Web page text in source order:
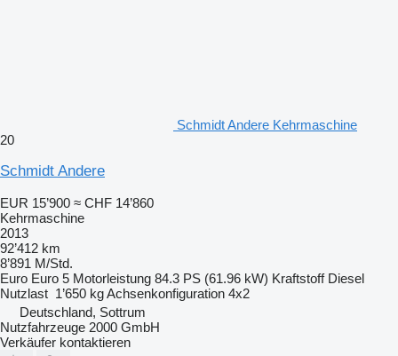
Schmidt Andere Kehrmaschine
20
Schmidt Andere
EUR 15’900 ≈ CHF 14’860
Kehrmaschine
2013
92’412 km
8’891 M/Std.
Euro Euro 5 Motorleistung 84.3 PS (61.96 kW) Kraftstoff Diesel
Nutzlast 1’650 kgAchsenkonfiguration 4x2
Deutschland, Sottrum
Nutzfahrzeuge 2000 GmbH
Verkäufer kontaktieren